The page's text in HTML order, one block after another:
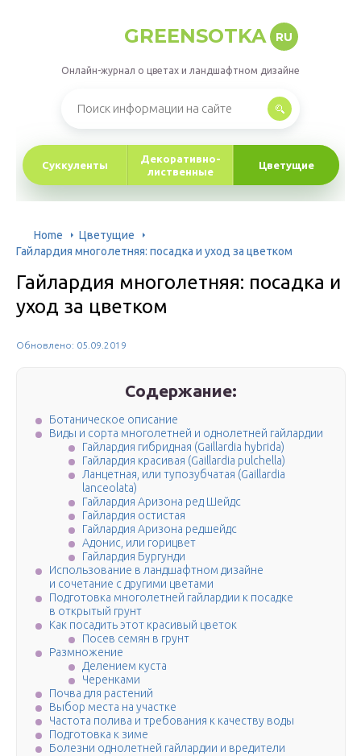
GREENSOTKA RU
Онлайн-журнал о цветах и ландшафтном дизайне
Суккуленты
Декоративно-
лиственные
Цветущие
Home
Цветущие
Гайлардия многолетняя: посадка и уход за цветком
Гайлардия многолетняя: посадка и
уход за цветком
Обновлено: 05.09.2019
Содержание:
Ботаническое описание
Виды и сорта многолетней и однолетней гайлардии
Гайлардия гибридная (Gaillardia hybrida)
Гайлардия красивая (Gaillardia pulchella)
Ланцетная, или тупозубчатая (Gaillardia
lanceolata)
Гайлардия Аризона ред Шейдс
Гайлардия остистая
Гайлардия Аризона редшейдс
Адонис, или горицвет
Гайлардия Бургунди
Использование в ландшафтном дизайне
и сочетание с другими цветами
Подготовка многолетней гайлардии к посадке
в открытый грунт
Как посадить этот красивый цветок
Посев семян в грунт
Размножение
Делением куста
Черенками
Почва для растений
Выбор места на участке
Частота полива и требования к качеству воды
Подготовка к зиме
Болезни однолетней гайлардии и вредители